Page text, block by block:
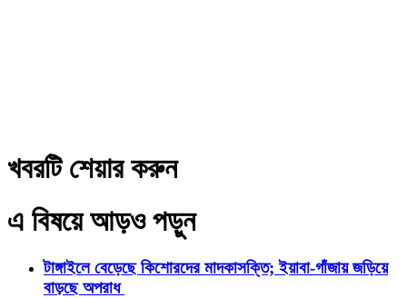
খবরটি শেয়ার করুন
এ বিষয়ে আড়ও পড়ুন
টাঙ্গাইলে বেড়েছে কিশোরদের মাদকাসক্তি; ইয়াবা-গাঁজায় জড়িয়ে
বাড়ছে অপরাধ